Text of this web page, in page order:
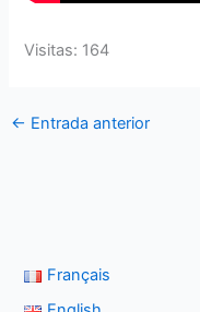
Visitas: 164
← Entrada anterior
Français